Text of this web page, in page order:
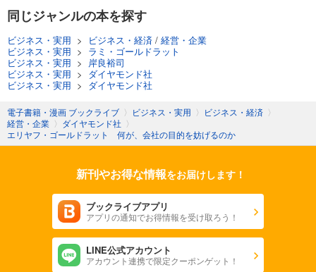
同じジャンルの本を探す
ビジネス・実用 > ビジネス・経済 / 経営・企業
ビジネス・実用 > ラミ・ゴールドラット
ビジネス・実用 > 岸良裕司
ビジネス・実用 > ダイヤモンド社
ビジネス・実用 > ダイヤモンド社
電子書籍・漫画 ブックライブ 〉 ビジネス・実用 〉 ビジネス・経済 〉
経営・企業 〉 ダイヤモンド社 〉
エリヤフ・ゴールドラット 何が、会社の目的を妨げるのか
新刊やお得な情報をお届けします！
ブックライブアプリ
アプリの通知でお得情報を受け取ろう！
LINE公式アカウント
アカウント連携で限定クーポンゲット！